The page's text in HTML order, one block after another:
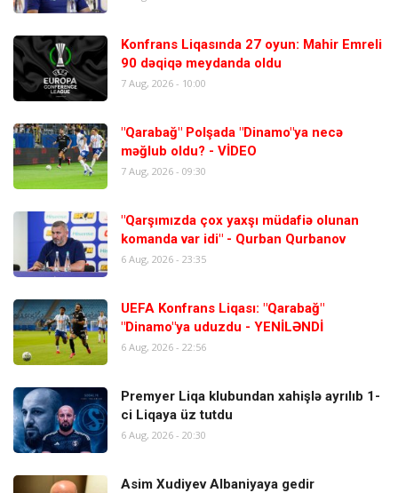
Konfrans Liqasında 27 oyun: Mahir Emreli
90 dəqiqə meydanda oldu
7 Aug, 2026 - 10:00
"Qarabağ" Polşada "Dinamo"ya necə
məğlub oldu? - VİDEO
7 Aug, 2026 - 09:30
"Qarşımızda çox yaxşı müdafiə olunan
komanda var idi" - Qurban Qurbanov
6 Aug, 2026 - 23:35
UEFA Konfrans Liqası: "Qarabağ"
"Dinamo"ya uduzdu - YENİLƏNDİ
6 Aug, 2026 - 22:56
Premyer Liqa klubundan xahişlə ayrılıb 1-
ci Liqaya üz tutdu
6 Aug, 2026 - 20:30
Asim Xudiyev Albaniyaya gedir